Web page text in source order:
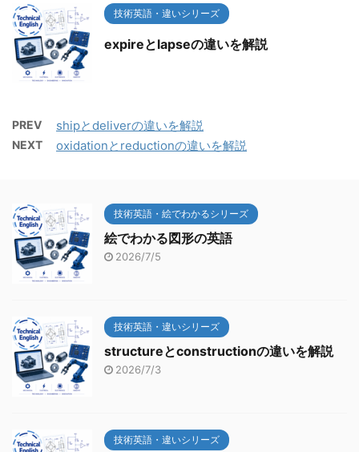
技術英語・違いシリーズ
expireとlapseの違いを解説
PREV shipとdeliverの違いを解説
NEXT oxidationとreductionの違いを解説
技術英語・絵でわかるシリーズ
絵でわかる図形の英語
2026/7/5
技術英語・違いシリーズ
structureとconstructionの違いを解説
2026/7/3
技術英語・違いシリーズ